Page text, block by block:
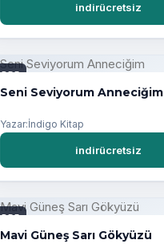
indirücretsiz
PDF
Seni Seviyorum Anneciğim
Yazar:İndigo Kitap
indirücretsiz
PDF
Mavi Güneş Sarı Gökyüzü